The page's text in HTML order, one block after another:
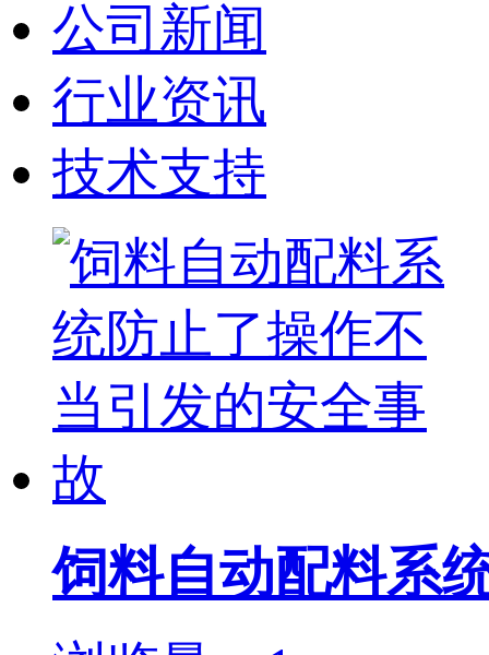
公司新闻
行业资讯
技术支持
饲料自动配料系